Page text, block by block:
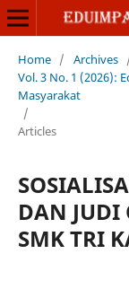
Home / Archives
Vol. 3 No. 1 (2026):
Masyarakat
/
Articles
DAN JUDI
SMK TRI